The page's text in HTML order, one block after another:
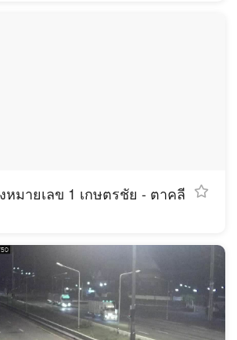
หมายเลข 1 เกษตรชัย - ตาคลี